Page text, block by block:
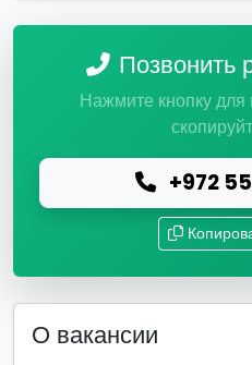
Позвонить
Нажмите кнопку для
+972
О вакансии